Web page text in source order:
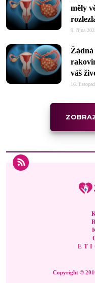
měly
9. října
váš
16.
Copyright ©